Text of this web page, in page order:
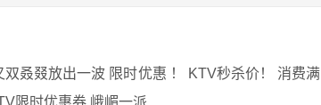
叒叕放出一波 限时优惠 ！ KTV秒杀价！ 消费满
限时优惠券 峨嵋一派 ...